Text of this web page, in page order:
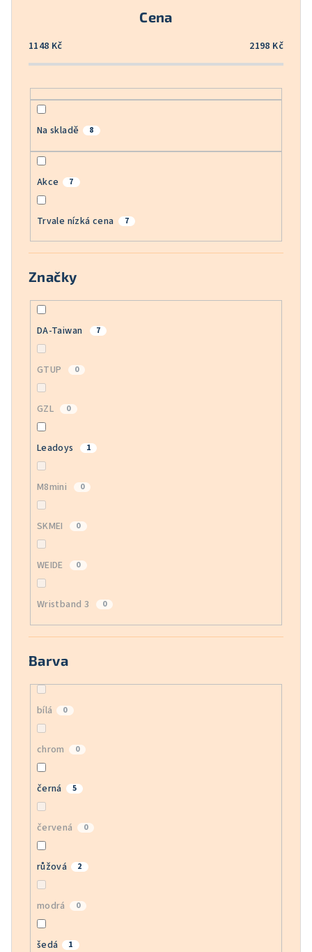
Cena
1148 Kč 2198 Kč
Na skladě 8
Akce 7
Trvale nízká cena 7
Značky
DA-Taiwan 7
GTUP 0
GZL 0
Leadoys 1
M8mini 0
SKMEI 0
WEIDE 0
Wristband 3 0
Barva
bílá 0
chrom 0
černá 5
červená 0
růžová 2
modrá 0
šedá 1